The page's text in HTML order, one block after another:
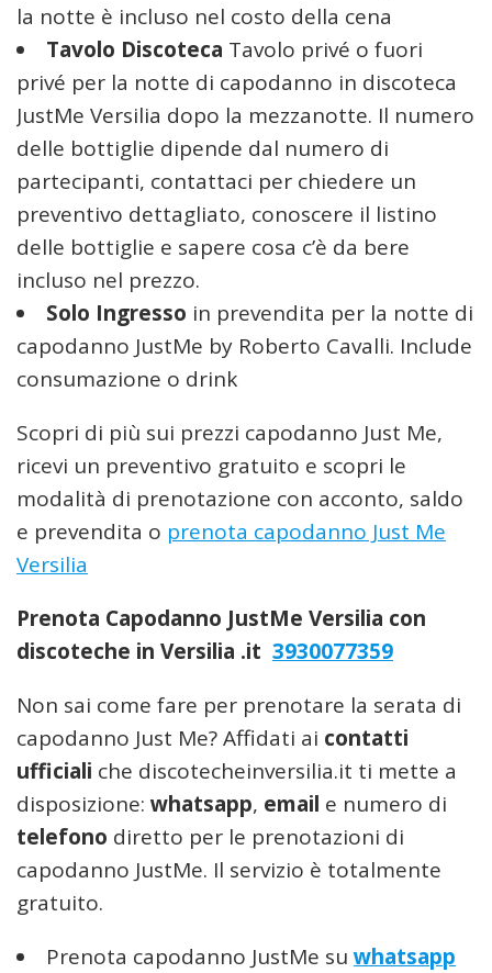
la notte è incluso nel costo della cena
Tavolo Discoteca Tavolo privé o fuori
privé per la notte di capodanno in discoteca
JustMe Versilia dopo la mezzanotte. Il numero
delle bottiglie dipende dal numero di
partecipanti, contattaci per chiedere un
preventivo dettagliato, conoscere il listino
delle bottiglie e sapere cosa c’è da bere
incluso nel prezzo.
Solo Ingresso in prevendita per la notte di
capodanno JustMe by Roberto Cavalli. Include
consumazione o drink
Scopri di più sui prezzi capodanno Just Me,
ricevi un preventivo gratuito e scopri le
modalità di prenotazione con acconto, saldo
e prevendita o prenota capodanno Just Me
Versilia
Prenota Capodanno JustMe Versilia con
discoteche in Versilia .it 3930077359
Non sai come fare per prenotare la serata di
capodanno Just Me? Affidati ai contatti
ufficiali che discotecheinversilia.it ti mette a
disposizione: whatsapp, email e numero di
telefono diretto per le prenotazioni di
capodanno JustMe. Il servizio è totalmente
gratuito.
Prenota capodanno JustMe su whatsapp